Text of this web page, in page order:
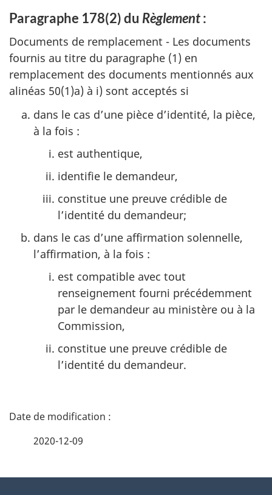
Paragraphe 178(2) du Règlement:
Documents de remplacement - Les documents
fournis au titre du paragraphe (1) en
remplacement des documents mentionnés aux
alinéas 50(1)a) à i) sont acceptés si
dans le cas d’une pièce d’identité, la pièce,
à la fois :
est authentique,
identifie le demandeur,
constitue une preuve crédible de
l’identité du demandeur;
dans le cas d’une affirmation solennelle,
l’affirmation, à la fois :
est compatible avec tout
renseignement fourni précédemment
par le demandeur au ministère ou à la
Commission,
constitue une preuve crédible de
l’identité du demandeur.
D
2020-12-09